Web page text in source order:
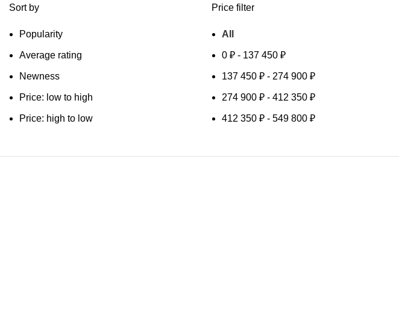
Sort by
Popularity
Average rating
Newness
Price: low to high
Price: high to low
Price filter
All
0 ₽ - 137 450 ₽
137 450 ₽ - 274 900 ₽
274 900 ₽ - 412 350 ₽
412 350 ₽ - 549 800 ₽